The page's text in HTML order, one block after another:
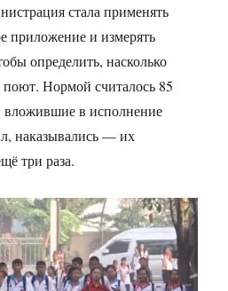
стала применять
приложение и измерять
определить, насколько
Нормой считалось 85
в исполнение
наказывались — их
три раза.